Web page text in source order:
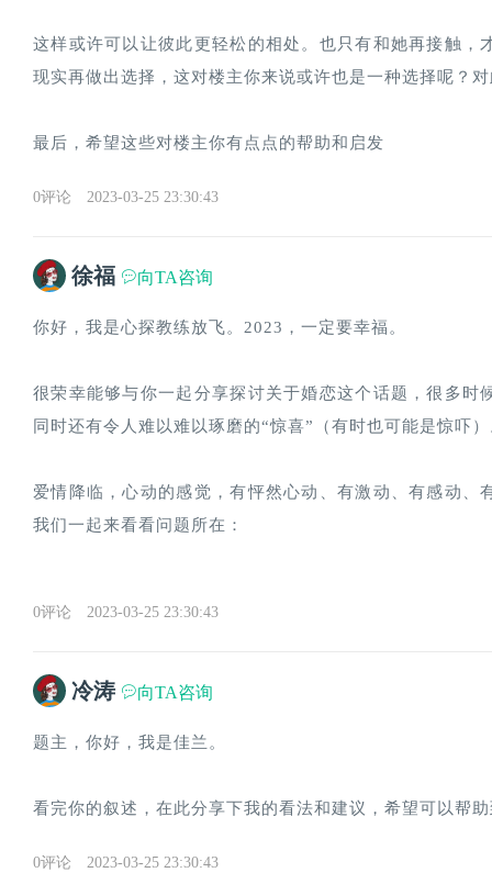
这样或许可以让彼此更轻松的相处。也只有和她再接触
现实再做出选择，这对楼主你来说或许也是一种选择呢？
最后，希望这些对楼主你有点点的帮助和启发
0评论 2023-03-25 23:30:43
徐福 向TA咨询
你好，我是心探教练放飞。2023，一定要幸福。
很荣幸能够与你一起分享探讨关于婚恋这个话题，很多
同时还有令人难以难以琢磨的“惊喜”（有时也可能是惊吓
爱情降临，心动的感觉，有怦然心动、有激动、有感动
我们一起来看看问题所在：
0评论 2023-03-25 23:30:43
冷涛 向TA咨询
题主，你好，我是佳兰。
看完你的叙述，在此分享下我的看法和建议，希望可以帮
0评论 2023-03-25 23:30:43